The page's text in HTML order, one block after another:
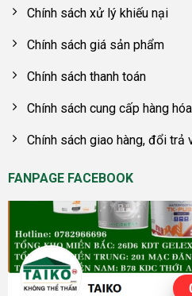
Chính sách xử lý khiếu nại
Chính sách giá sản phẩm
Chính sách thanh toán
Chính sách cung cấp hàng hóa
Chính sách giao hàng, đổi trả
FANPAGE FACEBOOK